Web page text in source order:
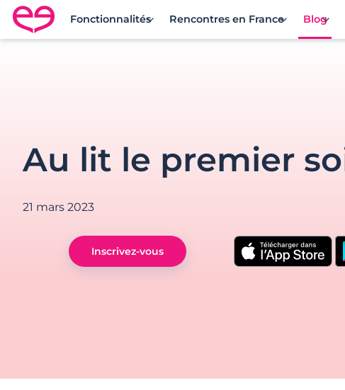
Rencontre en France avec Meetic
Fonctionnalités Rencontres en France Blog
Au lit le premier
21 mars 2023
Inscrivez-vous